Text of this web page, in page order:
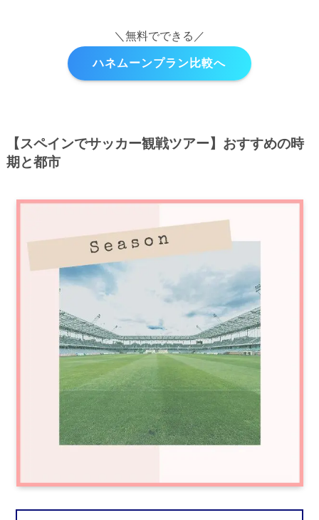
＼無料でできる／
ハネムーンプラン比較へ
【スペインでサッカー観戦ツアー】おすすめの時
期と都市